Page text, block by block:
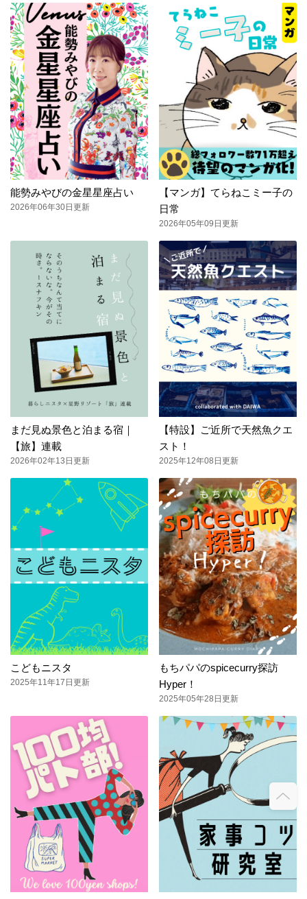
能勢みやびの金星星座占い
2026年06年30日更新
【マンガ】てらねこミー子の
日常
2026年05年09日更新
まだ見ぬ景色と泊まる宿｜
【旅】連載
2026年02年13日更新
【特設】ご近所で天然魚クエ
スト！
2025年12年08日更新
こどもニスタ
2025年11年17日更新
もちパパのspicecurry探訪
Hyper！
2025年05年28日更新